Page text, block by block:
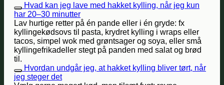
Hvad kan jeg lave med hakket kylling, når jeg kun
har 20–30 minutter
Lav hurtige retter på én pande eller i én gryde: fx
kyllingekødsovs til pasta, krydret kylling i wraps eller
tacos, simpel wok med grøntsager og soya, eller små
kyllingefrikadeller stegt på panden med salat og brød
til.
Hvordan undgår jeg, at hakket kylling bliver tørt, når
jeg steger det